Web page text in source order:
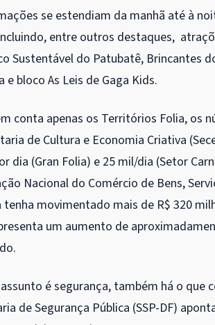
se estendiam da manhã até à
entre outros destaques,
Sustentável do Patubatê, Brincantes
e bloco As Leis de Gaga Kids.
conta apenas os Territórios Folia, os
de Cultura e Economia Criativa
dia (Gran Folia) e 25 mil/dia (Setor
Nacional do Comércio de Bens,
tenha movimentado mais de R$ 320
um aumento de
é segurança, também há o que
de Segurança Pública (SSP-DF)